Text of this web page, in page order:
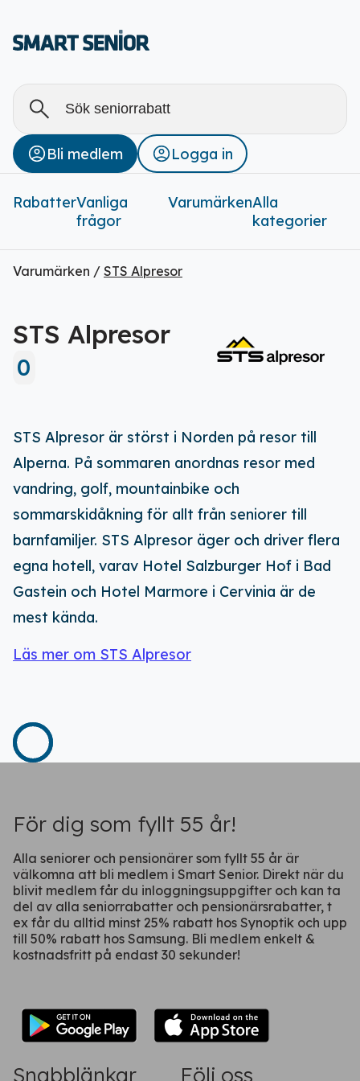
Alla
Rabatter (0)
Bli medlem Logga in
RabatterVanliga
frågor
VarumärkenAlla
kategorier
Varumärken / STS Alpresor
STS Alpresor
0
STS Alpresor är störst i Norden på resor till
Alperna. På sommaren anordnas resor med
vandring, golf, mountainbike och
sommarskidåkning för allt från seniorer till
barnfamiljer. STS Alpresor äger och driver flera
egna hotell, varav Hotel Salzburger Hof i Bad
Gastein och Hotel Marmore i Cervinia är de
mest kända.
Läs mer om STS Alpresor
För dig som fyllt 55 år!
Alla seniorer och pensionärer som fyllt 55 år är
välkomna att bli medlem i Smart Senior. Direkt när du
blivit medlem får du inloggningsuppgifter och kan ta
del av alla seniorrabatter och pensionärsrabatter, t
ex får du alltid minst 25% rabatt hos Synoptik och upp
till 50% rabatt hos Samsung. Bli medlem enkelt &
kostnadsfritt på endast 30 sekunder!
Snabblänkar Följ oss
Ladda ner vår app!
ficka